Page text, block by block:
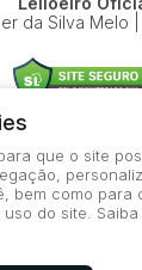
da Silva Melo |
- Todos os
de
Termos de Uso
que o site
bem como para
do site. Saiba